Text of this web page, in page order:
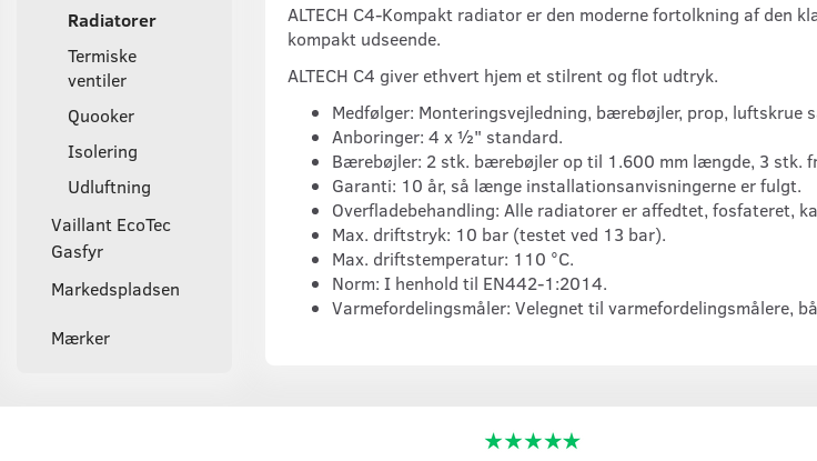
Radiatorer
Termiske
ventiler
Quooker
Isolering
Udluftning
Vaillant EcoTec
Gasfyr
Markedspladsen
Mærker
ALTECH C4-Kompakt radiator er den moderne fortolkning af
kompakt udseende.
ALTECH C4 giver ethvert hjem et stilrent og flot udtryk.
Medfølger: Monteringsvejledning, bærebøjler, prop, luftskrue
Anboringer: 4 x ½" standard.
Bærebøjler: 2 stk. bærebøjler op til 1.600 mm længde, 3 stk.
Garanti: 10 år, så længe installationsanvisningerne er fulgt.
Overfladebehandling: Alle radiatorer er affedtet, fosfateret,
Max. driftstryk: 10 bar (testet ved 13 bar).
Max. driftstemperatur: 110 °C.
Norm: I henhold til EN442-1:2014.
Varmefordelingsmåler: Velegnet til varmefordelingsmålere,